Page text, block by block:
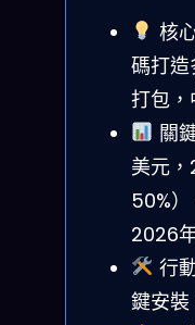
核
碼打
打包，
關
美元
50%
2026
行
鍵安